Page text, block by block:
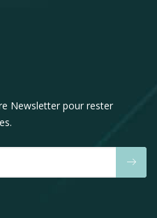
Newsletter pour rester